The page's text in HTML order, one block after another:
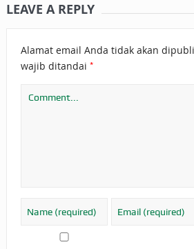
LEAVE A REPLY
Alamat email Anda tidak akan
wajib ditandai *